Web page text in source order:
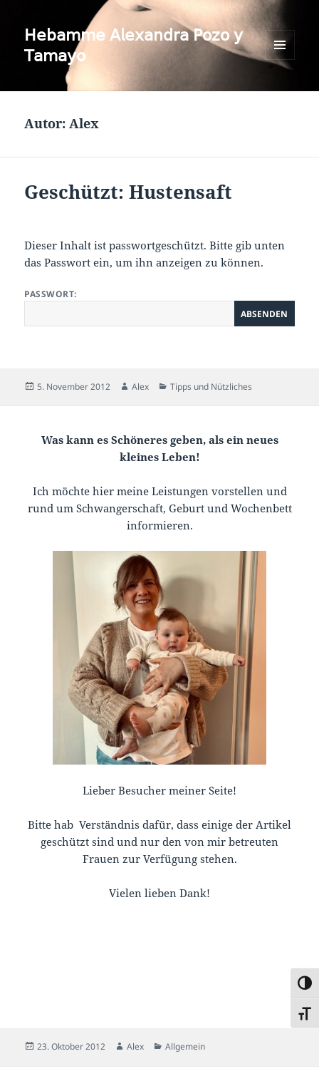
𝖧𝖾𝖻𝖺𝗆𝗆𝖾 𝖠𝗅𝖾𝗑𝖺𝗇𝖽𝗋𝖺 𝖯𝗈𝗓𝗈 𝗒
𝖳𝖺𝗆𝖺𝗒𝗈
MENÜ
WIDGETS
Autor:Alex
Geschützt: Hustensaft
Dieser Inhalt ist passwortgeschützt. Bitte gib unten
das Passwort ein, um ihn anzeigen zu können.
PASSWORT:
Veröffentlicht
5. November 2012 Autor
Alex Kategorien
Tipps und Nützliches
Was kann es Schöneres geben, als ein neues
kleines Leben!
Ich möchte hier meine Leistungen vorstellen und
rund um Schwangerschaft, Geburt und Wochenbett
informieren.
Lieber Besucher meiner Seite!
Bitte hab Verständnis dafür, dass einige der Artikel
geschützt sind und nur den von mir betreuten
Frauen zur Verfügung stehen.
Vielen lieben Dank!
Veröffentlicht
23. Oktober 2012 Autor
Alex Kategorien
Allgemein